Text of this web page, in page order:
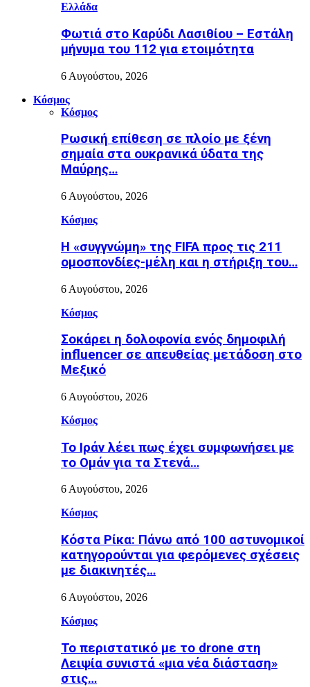
Ελλάδα
Φωτιά στο Καρύδι Λασιθίου – Εστάλη
μήνυμα του 112 για ετοιμότητα
6 Αυγούστου, 2026
Κόσμος
Κόσμος
Ρωσική επίθεση σε πλοίο με ξένη
σημαία στα ουκρανικά ύδατα της
Μαύρης…
6 Αυγούστου, 2026
Κόσμος
Η «συγγνώμη» της FIFA προς τις 211
ομοσπονδίες-μέλη και η στήριξη του…
6 Αυγούστου, 2026
Κόσμος
Σοκάρει η δολοφονία ενός δημοφιλή
influencer σε απευθείας μετάδοση στο
Μεξικό
6 Αυγούστου, 2026
Κόσμος
Το Ιράν λέει πως έχει συμφωνήσει με
το Ομάν για τα Στενά…
6 Αυγούστου, 2026
Κόσμος
Κόστα Ρίκα: Πάνω από 100 αστυνομικοί
κατηγορούνται για φερόμενες σχέσεις
με διακινητές…
6 Αυγούστου, 2026
Κόσμος
Το περιστατικό με το drone στη
Λειψία συνιστά «μια νέα διάσταση»
στις…